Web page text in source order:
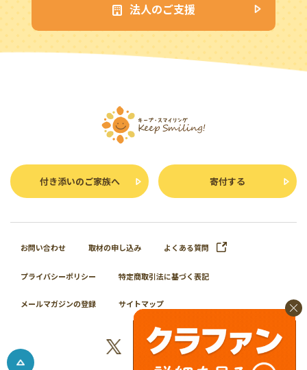
法人のご支援
付き添いのご家族へ 寄付する
お問い合わせ 取材の申し込み よくある質問
プライバシーポリシー 特定商取引法に基づく表記
メールマガジンの登録 サイトマップ